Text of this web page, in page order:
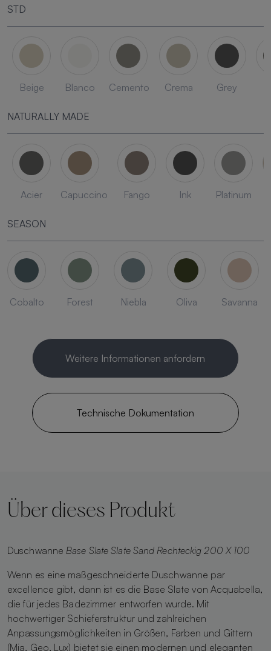
STD
Beige Blanco Cemento Crema Grey
NATURALLY MADE
Acier Capuccino Fango Ink Platinum
SEASON
Cobalto Forest Niebla Oliva Savanna
Weitere Informationen anfordern
Technische Dokumentation
Über dieses Produkt
Duschwanne Base Slate Slate Sand Rechteckig 200 X 100
Wenn es eine maßgeschneiderte Duschwanne par
excellence gibt, dann ist es die Base Slate von Acquabella,
die für jedes Badezimmer entworfen wurde. Mit
hochwertiger Schieferstruktur und zahlreichen
Anpassungsmöglichkeiten in Größen, Farben und Gittern
(Mia, Geo, Lux) bietet sie einen modernen und eleganten